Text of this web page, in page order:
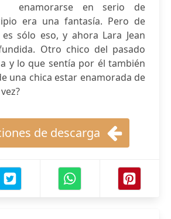
enamorarse en serio de
era una fantasía. Pero de
sólo eso, y ahora Lara Jean
Otro chico del pasado
y lo que sentía por él también
una chica estar enamorada de
de descarga